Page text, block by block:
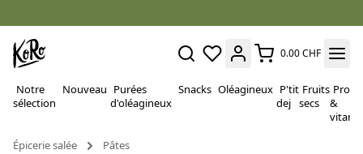
0.00 CHF
Notre
sélection
Nouveau Purées
d'oléagineux
Snacks Oléagineux P'tit
dej
Fruits
secs
&
Épicerie salée
Pâtes